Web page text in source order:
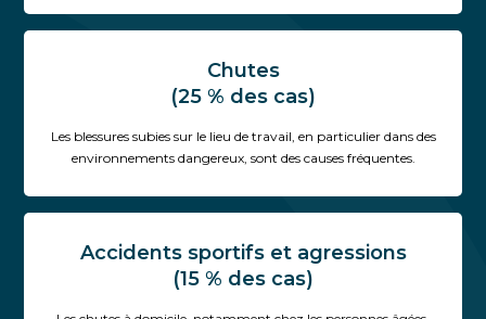
Chutes
(25 % des cas)
Les blessures subies sur le lieu de travail, en particulier dans des
environnements dangereux, sont des causes fréquentes.
Accidents sportifs et agressions
(15 % des cas)